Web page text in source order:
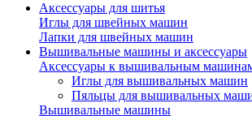
Аксессуары для шитья
Иглы для швейных машин
Лапки для швейных машин
Вышивальные машины и аксессуары
Аксессуары к вышивальным
Иглы для вышивальных машин
Пяльцы для вышивальных
Вышивальные машины